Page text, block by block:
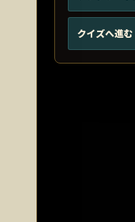
クイズへ進む